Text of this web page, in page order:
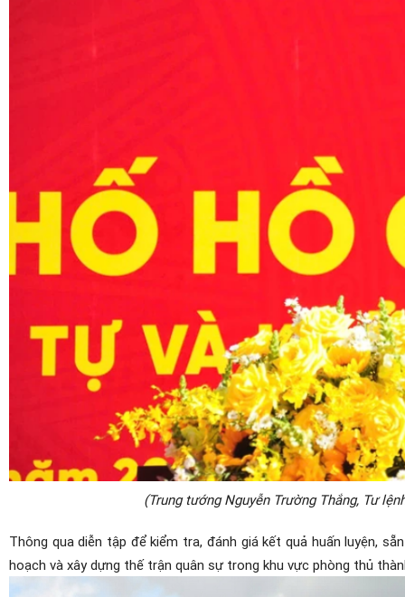
(Trung tướng Nguyễn Trường Thắng, Tư
Thông qua diễn tập để kiểm tra, đánh giá kết quả huấn luyện,
hoạch và xây dựng thế trận quân sự trong khu vực phòng thủ